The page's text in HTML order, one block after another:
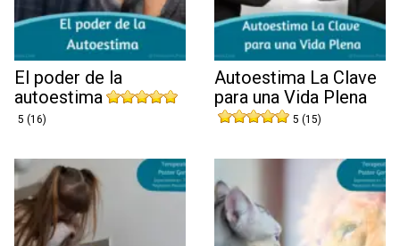
El poder de la
autoestima
5 (16)
Autoestima La Clave
para una Vida Plena
5 (15)